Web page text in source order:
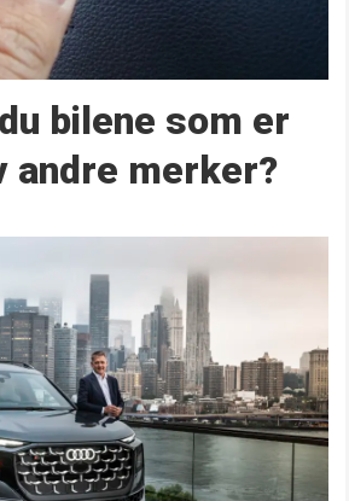
bilene som er
andre merker?